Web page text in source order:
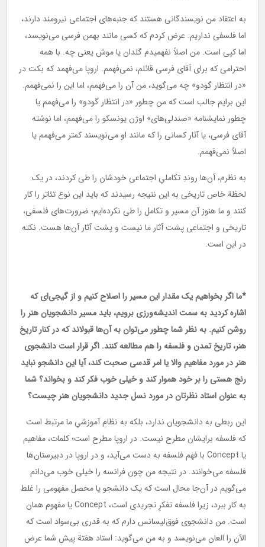
به اعتقاد من نویسندگانی هستند که جنبه‌های اجتماعی نیرومند دارند،
اما فلسفی نداریم. عرض کردم که کسی مانند بهمن فرسی می‌نویسد،
اما کپی است. من اصلاً نفهمیدم گلدان یا موش یعنی چه. با همه
احترامی که برای آقای فرسی قائلم، نمی‌فهمم. اروپا می‌فهمد که بکت در
«در انتظار گودو» چه می‌گوید، من آن را می‌فهمم، اما این را نمی‌فهمم.
این برایم جالب است که من چطور «در انتظار گودو» را می‌فهمم یا
چطور نمایشنامه «صندلی‌های» اوژن یونسکو را می‌فهمم، اما نوشته
آقای فرسی، یا آثار کسانی را که مانند او می‌نویسند کمتر می‌فهمم یا
اصلاً نمی‌فهمم.
به نظرم، آن‌ها روندِ تکاملیِ اجتماعی خودشان را طی کردند، در یک
لحظة خاص تاریخی به این نتیجه رسیدند که باید این نوع تئاتر را کار
کنند و ما هنوز آن مسیر و تکامل را طی نکرده‌ایم؛ ضرورت‌های فلسفی،
تاریخی و اجتماعی پشت آثار ما نیست و پشت آثار آن‌ها هست. نکته
در این است.
*ما اگر بخواهیم یک مقدار این مسیر را اصلاح کنیم و از گیجی‌ای که
اشاره کردید به سمت اندیشه‌ورزی برویم، باید مسیر دانشجویان هنر را
روشن کنیم. به نظر شما چطور می‌توان به آن‌ها قبولاند که در کنار تاریخ
هنر، تاریخ تمدن و فلسفه را هم مطالعه کنند. اگر قرار است دانشجوی
هنر در مورد مفاهیم والا یا امر قدسی صحبت کند، آیا این دانشجو نباید
رنج هستی را بر خود هموار کند و خیلی خوب فکر کند و بخواند؟ شما
به عنوان استاد نظرتان در مورد نسل جدید دانشجویان هنر چیست؟
این ربطی به دانشجویان ندارد، بلکه به نظامِ آموزشیِ ما مرتبط است
که فلسفه برایشان مطرح نیست. در اروپا مطرح است؛ کلمات، مفاهیم
یا Concept با فهم فلسفه به دست می‌آید، و در اروپا در دبیرستان‌ها
فلسفه می‌خوانند. در نتیجه من چون فرانسه را خیلی خوب می‌دانم
می‌گویم در آن‌جا محال است که یک دانشجو یا محصل مفهومی را غلط
به کار ببرد، زیرا فلسفه تفکرِ تجریدی است، Concept یا مفهوم همان
است. من دانشجوی فوق‌لیسانس دارم که به قدری بی‌سواد است که
الآن را العان می‌نویسد و به من می‌گوید: استاد هفتة پیش شما عرض